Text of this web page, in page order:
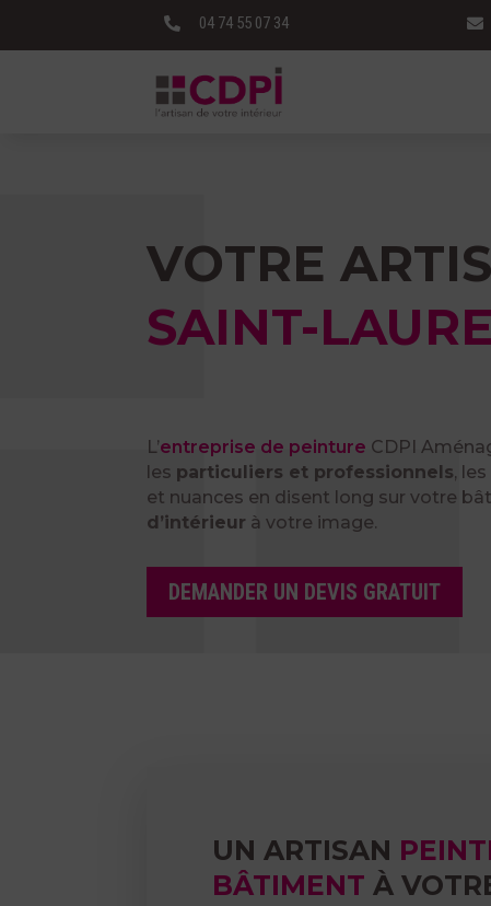
 04 74 55 07 34 
VOTRE
SAINT-
L’entreprise de peinture CDPI
les particuliers et professionnels, les
et nuances en disent long sur votre
d’intérieur à votre image.
DEMANDER UN DEVIS GRATUIT
UN ARTISAN
BÂTIMENT À